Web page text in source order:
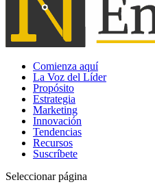
Comienza aquí
La Voz del Líder
Propósito
Estrategia
Marketing
Innovación
Tendencias
Recursos
Suscríbete
Seleccionar página